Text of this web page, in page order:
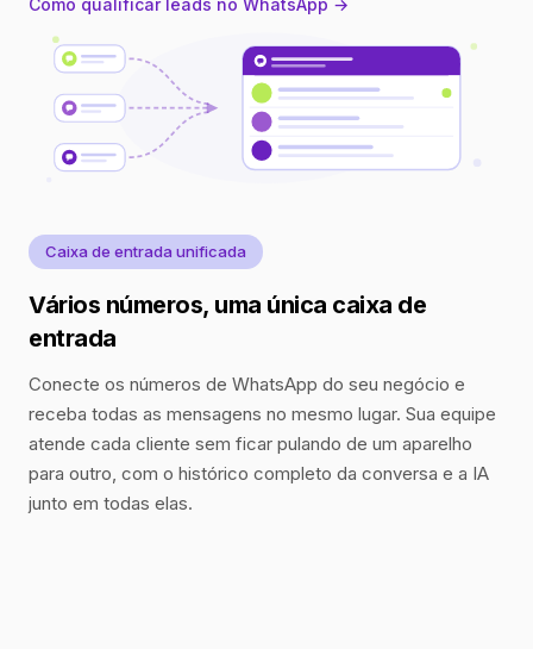
Como qualificar leads no WhatsApp →
Caixa de entrada unificada
Vários números, uma única caixa de
entrada
Conecte os números de WhatsApp do seu negócio e
receba todas as mensagens no mesmo lugar. Sua equipe
atende cada cliente sem ficar pulando de um aparelho
para outro, com o histórico completo da conversa e a IA
junto em todas elas.